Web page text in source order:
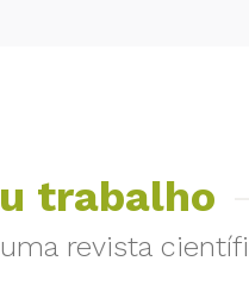
trabalho
revista